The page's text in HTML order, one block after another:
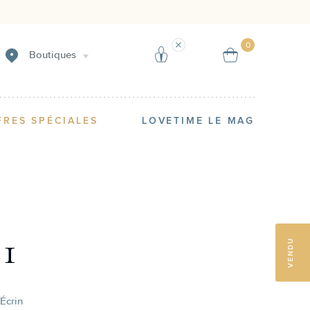
Boutiques
0
SPÉCIALES LOVETIME LE MAG
VENDU